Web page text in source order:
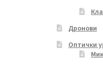
Дронови
Оптички